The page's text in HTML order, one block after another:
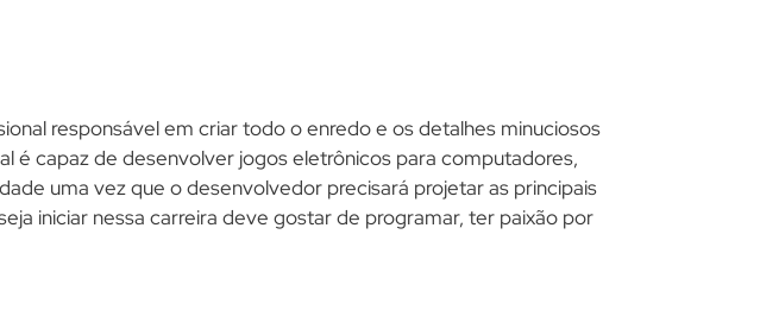
responsável em criar todo o enredo e os detalhes minuciosos
é capaz de desenvolver jogos eletrônicos para computadores,
uma vez que o desenvolvedor precisará projetar as principais
iniciar nessa carreira deve gostar de programar, ter paixão por